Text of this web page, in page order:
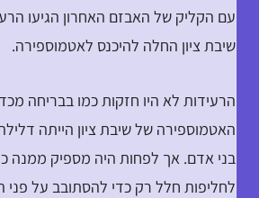
עם הקליק של האבזם האחרון הגיעו
שיבת ציון החלה להיכנס לאטמוספירה.
הרעידות לא היו חזקות כמו בבריחה
האטמוספירה של שיבת ציון הייתה
בני אדם. אך לפחות היה מספיק ממנה
לחליפות חלל רק כדי להסתובב על פני